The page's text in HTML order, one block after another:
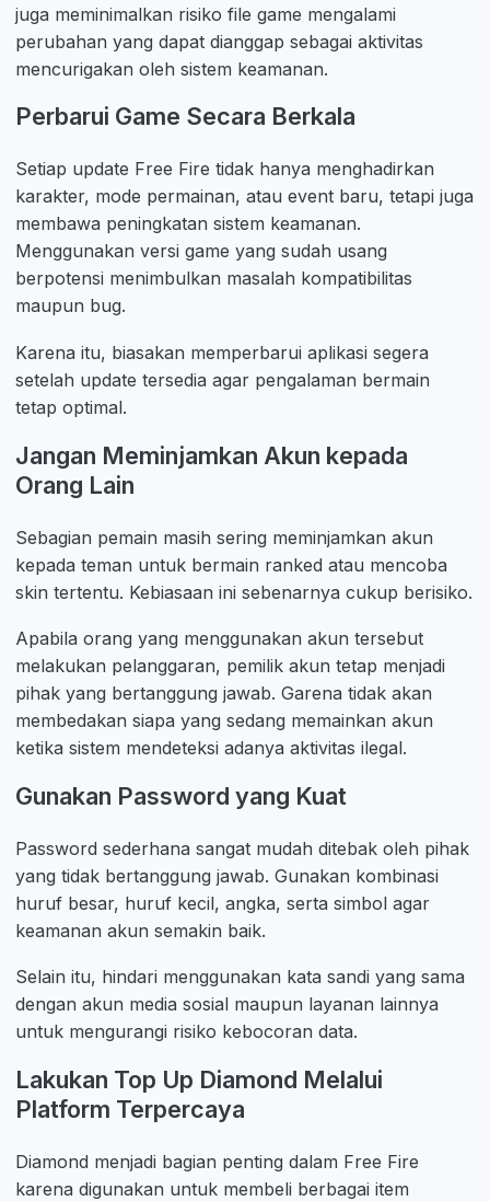
juga meminimalkan risiko file game mengalami
perubahan yang dapat dianggap sebagai aktivitas
mencurigakan oleh sistem keamanan.
Perbarui Game Secara Berkala
Setiap update Free Fire tidak hanya menghadirkan
karakter, mode permainan, atau event baru, tetapi juga
membawa peningkatan sistem keamanan.
Menggunakan versi game yang sudah usang
berpotensi menimbulkan masalah kompatibilitas
maupun bug.
Karena itu, biasakan memperbarui aplikasi segera
setelah update tersedia agar pengalaman bermain
tetap optimal.
Jangan Meminjamkan Akun kepada
Orang Lain
Sebagian pemain masih sering meminjamkan akun
kepada teman untuk bermain ranked atau mencoba
skin tertentu. Kebiasaan ini sebenarnya cukup berisiko.
Apabila orang yang menggunakan akun tersebut
melakukan pelanggaran, pemilik akun tetap menjadi
pihak yang bertanggung jawab. Garena tidak akan
membedakan siapa yang sedang memainkan akun
ketika sistem mendeteksi adanya aktivitas ilegal.
Gunakan Password yang Kuat
Password sederhana sangat mudah ditebak oleh pihak
yang tidak bertanggung jawab. Gunakan kombinasi
huruf besar, huruf kecil, angka, serta simbol agar
keamanan akun semakin baik.
Selain itu, hindari menggunakan kata sandi yang sama
dengan akun media sosial maupun layanan lainnya
untuk mengurangi risiko kebocoran data.
Lakukan Top Up Diamond Melalui
Platform Terpercaya
Diamond menjadi bagian penting dalam Free Fire
karena digunakan untuk membeli berbagai item